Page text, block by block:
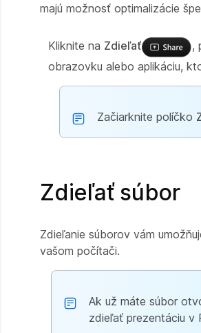
majú možnosť optimalizácie
Kliknite na Zdieľať ,
obrazovku alebo aplikáciu,
Začiarknite políčko
Zdieľať súbor
Zdieľanie súborov vám
vašom počítači.
Ak už máte súbor
zdieľať prezentáciu v